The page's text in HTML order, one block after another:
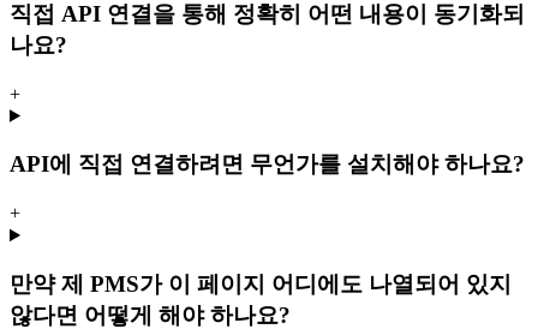
직접 API 연결을 통해 정확히 어떤 내용이 동기화되
나요?
+
API에 직접 연결하려면 무언가를 설치해야 하나요?
+
만약 제 PMS가 이 페이지 어디에도 나열되어 있지
않다면 어떻게 해야 하나요?